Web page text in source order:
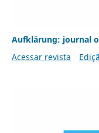
Aufklärung: journal
Acessar revista